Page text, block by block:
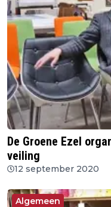
De Groene Ezel
veiling
12 september 2020
Algemeen